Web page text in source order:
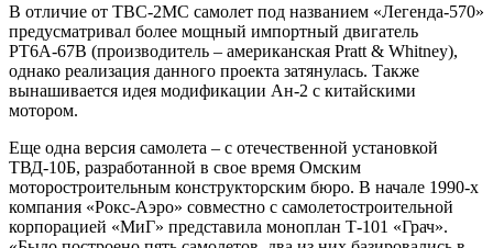
В отличие от ТВС-2МС самолет под названием «Легенда-570»
предусматривал более мощный импортный двигатель
РТ6А-67В (производитель – американская Pratt & Whitney),
однако реализация данного проекта затянулась. Также
вынашивается идея модификации Ан-2 с китайскими
мотором.
Еще одна версия самолета – с отечественной установкой
ТВД-10Б, разработанной в свое время Омским
моторостроительным конструкторским бюро. В начале 1990-х
компания «Рокс-Аэро» совместно с самолетостроительной
корпорацией «МиГ» представила моноплан Т-101 «Грач».